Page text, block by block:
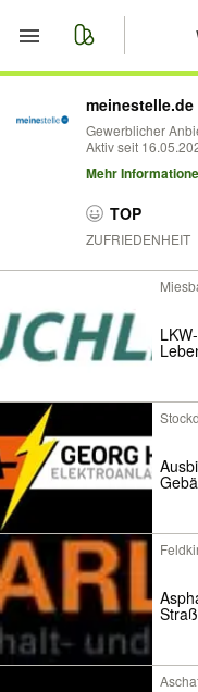
Start
Merkliste
Nachrichten
meinestelle.de
Gewerblicher
Aktiv seit
Mehr
TOP
ZUFRIEDENHEIT